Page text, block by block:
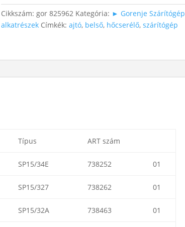
Cikkszám:gor 825962 Kategória: ► Gorenje Szárítógép
alkatrészek Címkék:ajtó, belső, hőcserélő,szárítógép
Típus ART szám
SP15/34E 738252 01
SP15/327 738262 01
SP15/32A 738463 01